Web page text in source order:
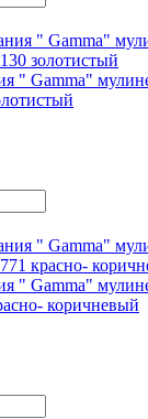
" Gamma"
" Gamma"
коричневый